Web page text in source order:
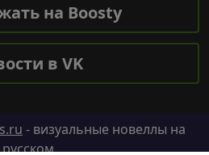
на Boosty
в VK
- визуальные новеллы на
русском